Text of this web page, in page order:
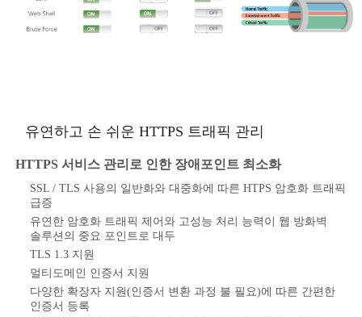
유연하고 손 쉬운 HTTPS 트래픽 관리
HTTPS 서비스 관리로 인한 장애포인트 최소화
SSL / TLS 사용의 일반화와 대중화에 따른 HTPS 암호화 트래픽
급증
유연한 암호화 트래픽 제어와 고성능 처리 능력이 웹 방화벽
솔루션의 중요 포인트로 대두
TLS 1.3 지원
멀티도메인 인증서 지원
다양한 확장자 지원(인증서 변환 과정 불 필요)에 따른 간편한
인증서 등록